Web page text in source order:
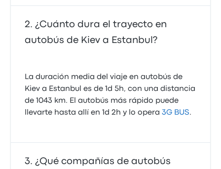
¿Cuánto dura el trayecto en
autobús de Kiev a Estanbul?
La duración media del viaje en autobús de
Kiev a Estanbul es de 1d 5h, con una distancia
de 1043 km. El autobús más rápido puede
llevarte hasta allí en 1d 2h y lo opera3G BUS.
¿Qué compañías de autobús